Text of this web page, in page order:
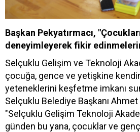
Başkan Pekyatırmacı,
deneyimleyerek fikir
Selçuklu Gelişim ve Teknoloji
çocuğa, gence ve yetişkine
yeteneklerini keşfetme imkanı
Selçuklu Belediye Başkanı Ahmet
"Selçuklu Gelişim Teknoloji
günden bu yana, çocuklar ve